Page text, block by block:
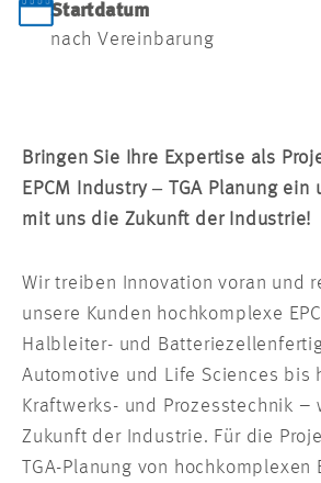
Startdatum
nach Vereinbarung
Bringen Sie Ihre Expertise als
EPCM Industry ‒ TGA Planung
mit uns die Zukunft der Industrie!
Wir treiben Innovation voran und
unsere Kunden hochkomplexe
Halbleiter- und
Automotive und Life Sciences bis
Kraftwerks- und Prozesstechnik –
Zukunft der Industrie. Für die
TGA-Planung von hochkomplexen